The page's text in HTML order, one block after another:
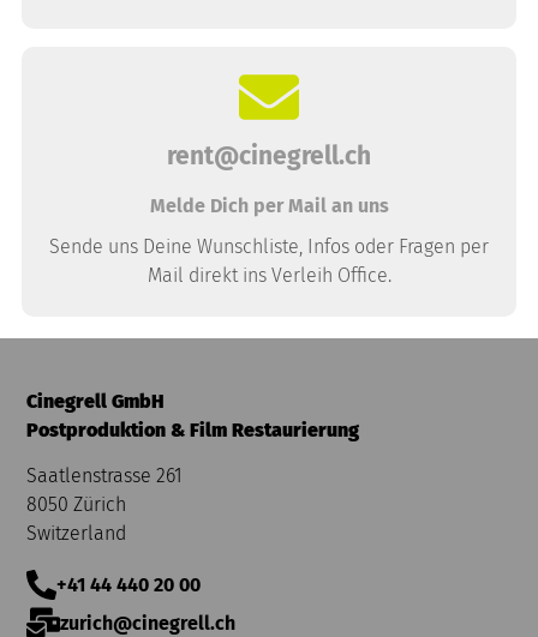
rent@cinegrell.ch
Melde Dich per Mail an uns
Sende uns Deine Wunschliste, Infos oder Fragen per
Mail direkt ins Verleih Office.
Cinegrell GmbH
Postproduktion & Film Restaurierung
Saatlenstrasse 261
8050 Zürich
Switzerland
+41 44 440 20 00
zurich@cinegrell.ch